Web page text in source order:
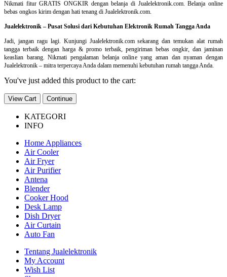
Nikmati fitur GRATIS ONGKIR dengan belanja di Jualelektronik.com. Belanja online
bebas ongkos kirim dengan hati tenang di Jualelektronik.com.
Jualelektronik – Pusat Solusi dari Kebutuhan Elektronik Rumah Tangga Anda
Jadi, jangan ragu lagi. Kunjungi Jualelektronik.com sekarang dan temukan alat rumah
tangga terbaik dengan harga & promo terbaik, pengiriman bebas ongkir, dan jaminan
keaslian barang. Nikmati pengalaman belanja online yang aman dan nyaman dengan
Jualelektronik – mitra terpercaya Anda dalam memenuhi kebutuhan rumah tangga Anda.
You've just added this product to the cart:
View Cart Continue
KATEGORI
INFO
Home Appliances
Air Cooler
Air Fryer
Air Purifier
Antena
Blender
Cooker Hood
Desk Lamp
Dish Dryer
Air Curtain
Auto Fan
Tentang Jualelektronik
My Account
Wish List